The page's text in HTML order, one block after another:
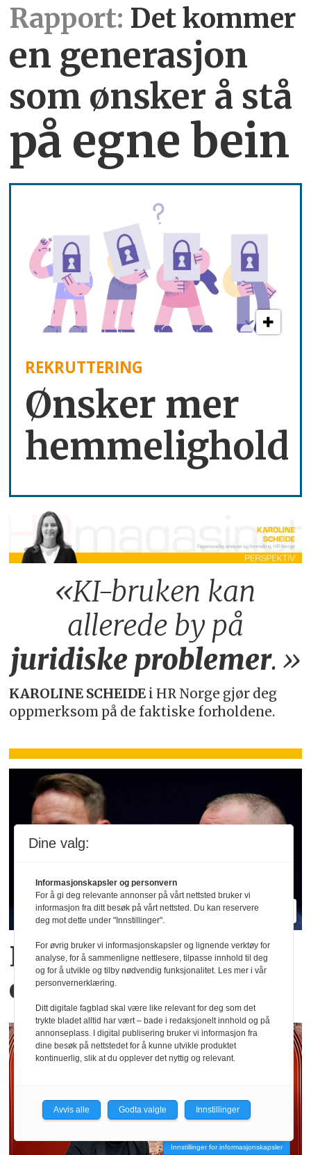
Rapport: Det kommer
en generasjon
som ønsker å stå
på egne bein
REKRUTTERING
Ønsker mer
hemmelighold
«KI-bruken kan
allerede by på
juridiske problemer.»
KAROLINE SCHEIDE i HR Norge gjør deg
oppmerksom på de faktiske forholdene.
Hva er egentlig KI-
effekten i Oljefondet?
Innstillinger for informasjonskapsler
Dine valg:
Informasjonskapsler og personvern
For å gi deg relevante annonser på vårt nettsted bruker vi
informasjon fra ditt besøk på vårt nettsted. Du kan reservere
deg mot dette under "Innstillinger".
For øvrig bruker vi informasjonskapsler og lignende verktøy for
analyse, for å sammenligne nettlesere, tilpasse innhold til deg
og for å utvikle og tilby nødvendig funksjonalitet. Les mer i vår
personvernerklæring.
Ditt digitale fagblad skal være like relevant for deg som det
trykte bladet alltid har vært – bade i redaksjonelt innhold og på
annonseplass. I digital publisering bruker vi informasjon fra
dine besøk på nettstedet for å kunne utvikle produktet
kontinuerlig, slik at du opplever det nyttig og relevant.
Avvis alle Godta valgte Innstillinger